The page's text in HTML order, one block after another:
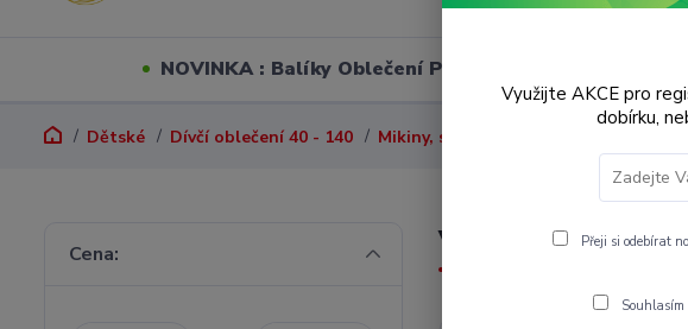
NOVINKA : Balíky Oblečení PO VELIKOSTECH
Dětské Dívčí oblečení 40 - 140 Mikiny, svetry, vesty, roláky
Vel. 122
Cena:
Využijte AKCE pro
dobírku,
Přeji si odebírat
Souhlasím